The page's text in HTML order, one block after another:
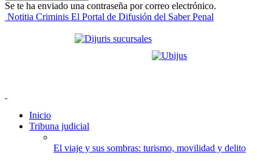
Se te ha enviado una contraseña por correo electrónico.
Notitia Criminis El Portal de Difusión del Saber Penal
Inicio
Tribuna judicial
El viaje y sus sombras: turismo, movilidad y delito